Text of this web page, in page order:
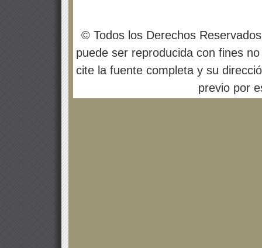
© Todos los Derechos
puede ser reproducida con fines
cite la fuente completa y su
previo por